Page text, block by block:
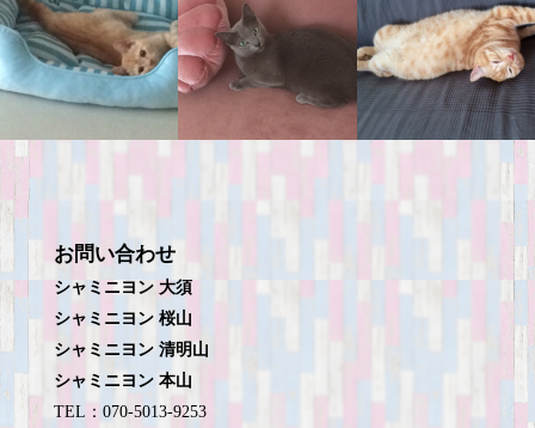
お問い合わせ
シャミニヨン 大須
シャミニヨン 桜山
シャミニヨン 清明山
シャミニヨン 本山
TEL：070-5013-9253